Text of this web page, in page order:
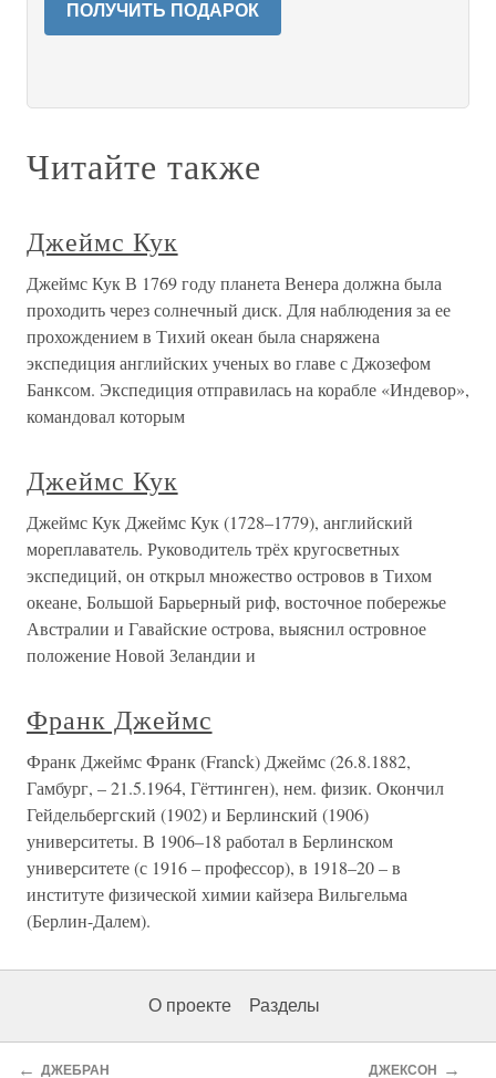
ПОЛУЧИТЬ ПОДАРОК
Читайте также
Джеймс Кук
Джеймс Кук В 1769 году планета Венера должна была
проходить через солнечный диск. Для наблюдения за ее
прохождением в Тихий океан была снаряжена
экспедиция английских ученых во главе с Джозефом
Банксом. Экспедиция отправилась на корабле «Индевор»,
командовал которым
Джеймс Кук
Джеймс Кук Джеймс Кук (1728–1779), английский
мореплаватель. Руководитель трёх кругосветных
экспедиций, он открыл множество островов в Тихом
океане, Большой Барьерный риф, восточное побережье
Австралии и Гавайские острова, выяснил островное
положение Новой Зеландии и
Франк Джеймс
Франк Джеймс Франк (Franck) Джеймс (26.8.1882,
Гамбург, – 21.5.1964, Гёттинген), нем. физик. Окончил
Гейдельбергский (1902) и Берлинский (1906)
университеты. В 1906–18 работал в Берлинском
университете (с 1916 – профессор), в 1918–20 – в
институте физической химии кайзера Вильгельма
(Берлин-Далем).
О проекте Разделы
← ДЖЕБРАН ДЖЕКСОН →